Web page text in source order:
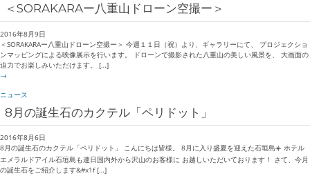
＜SORAKARAー八重山ドローン空撮ー＞
2016年8月9日
＜SORAKARAー八重山ドローン空撮ー＞ 今週１１日（祝）より、ギャラリーにて、 プロジェクショ
ンマッピングによる映像展示を行います。 ドローンで撮影された八重山の美しい風景を、 大画面の
迫力でお楽しみいただけます。 […]
→
ニュース
8月の誕生石のカクテル「ペリドット」
2016年8月6日
8月の誕生石のカクテル「ペリドット」 こんにちは皆様。 8月に入り盛夏を迎えた石垣島☀️ ホテル
エメラルドアイル石垣島も連日国内外から沢山のお客様に お越しいただいております！ さて、今月
の誕生石をご紹介します&#x1f […]